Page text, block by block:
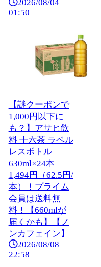
2026/08/04
01:50
【謎クーポンで
1,000円以下に
も？】アサヒ飲
料 十六茶 ラベル
レスボトル
630ml×24本
1,494円（62.5円/
本）！プライム
会員は送料無
料！【660mlが
届くかも】【ノ
ンカフェイン】
2026/08/08
22:58